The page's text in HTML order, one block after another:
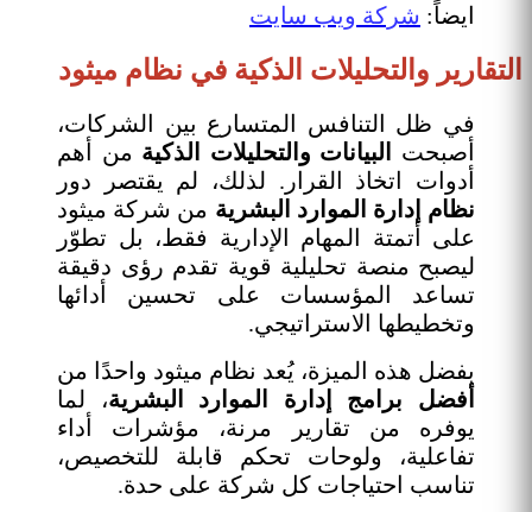
ايضاً: شركة ويب سايت
التقارير والتحليلات الذكية في نظام ميثود
في ظل التنافس المتسارع بين الشركات،
أصبحت
البيانات والتحليلات الذكية من أهم
أدوات اتخاذ القرار. لذلك، لم يقتصر دور
نظام إدارة الموارد البشرية من شركة ميثود
على أتمتة المهام الإدارية فقط، بل تطوّر
ليصبح منصة تحليلية قوية تقدم رؤى دقيقة
تساعد المؤسسات على تحسين أدائها
وتخطيطها الاستراتيجي.
بفضل هذه الميزة، يُعد نظام ميثود واحدًا من
أفضل برامج إدارة الموارد البشرية، لما
يوفره من تقارير مرنة، مؤشرات أداء
تفاعلية، ولوحات تحكم قابلة للتخصيص،
تناسب احتياجات كل شركة على حدة.